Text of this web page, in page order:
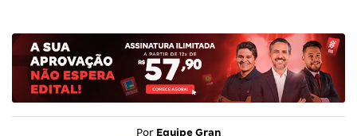
Por Equipe Gran